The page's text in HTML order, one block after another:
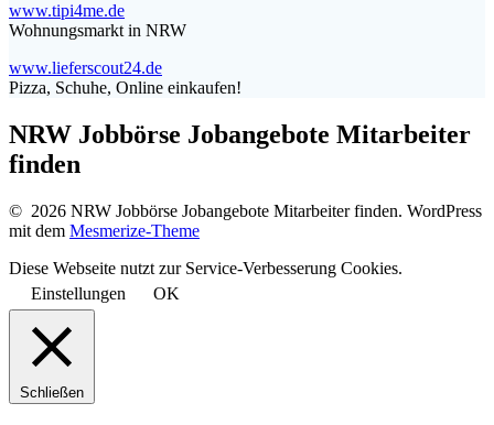
www.tipi4me.de
Wohnungsmarkt in NRW
www.lieferscout24.de
Pizza, Schuhe, Online einkaufen!
NRW Jobbörse Jobangebote Mitarbeiter
finden
© 2026 NRW Jobbörse Jobangebote Mitarbeiter finden. WordPress
mit dem Mesmerize-Theme
Diese Webseite nutzt zur Service-Verbesserung Cookies.
Einstellungen
OK
Schließen